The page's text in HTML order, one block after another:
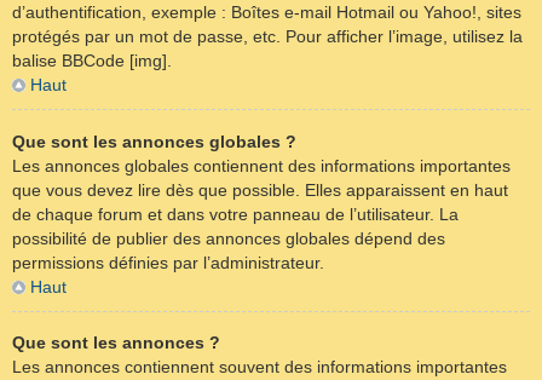
d’authentification, exemple : Boîtes e-mail Hotmail ou Yahoo!, sites
protégés par un mot de passe, etc. Pour afficher l’image, utilisez la
balise BBCode [img].
Haut
Que sont les annonces globales ?
Les annonces globales contiennent des informations importantes
que vous devez lire dès que possible. Elles apparaissent en haut
de chaque forum et dans votre panneau de l’utilisateur. La
possibilité de publier des annonces globales dépend des
permissions définies par l’administrateur.
Haut
Que sont les annonces ?
Les annonces contiennent souvent des informations importantes